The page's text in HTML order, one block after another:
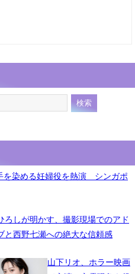
を染める妊婦役を熱演 シンガポ
ろしが明かす、撮影現場でのアド
と西野七瀬への絶大な信頼感
山下リオ、ホラー映画